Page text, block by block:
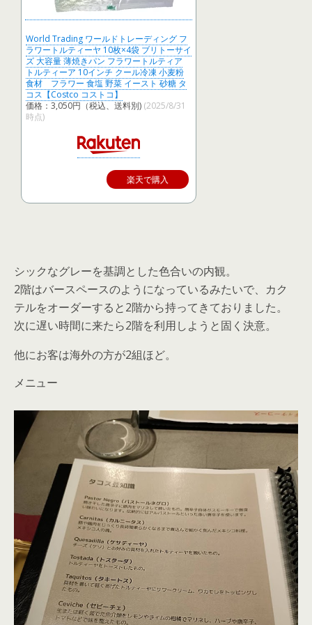
World Trading ワールドトレーディング フ
ラワートルティーヤ 10枚×4袋 ブリトーサイ
ズ 大容量 薄焼きパン フラワートルティア
トルティーア 10インチ クール冷凍 小麦粉
食材 フラワー 食塩 野菜 イースト 砂糖 タ
コス【Costco コストコ】
価格：3,050円（税込、送料別) (2025/8/31
時点)
楽天で購入
シックなグレーを基調とした色合いの内観。
2階はバースペースのようになっているみたいで、カク
テルをオーダーすると2階から持ってきておりました。
次に遅い時間に来たら2階を利用しようと固く決意。
他にお客は海外の方が2組ほど。
メニュー